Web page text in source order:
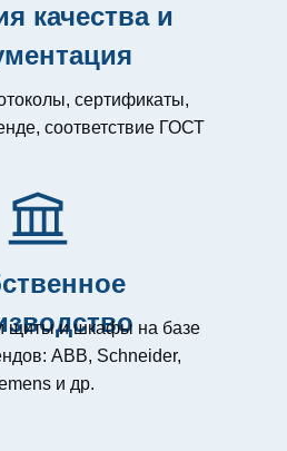
качества и
сертификаты,
соответствие ГОСТ
щиты и шкафы на базе
ABB, Schneider,
и др.